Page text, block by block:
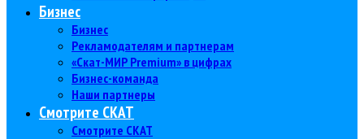
Бизнес
Бизнес
Рекламодателям и партнерам
«Скат-МИР Premium» в цифрах
Бизнес-команда
Наши партнеры
Смотрите СКАТ
Смотрите СКАТ